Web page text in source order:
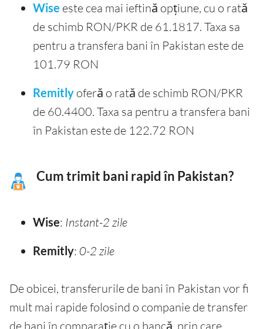
Wise este cea mai ieftină opțiune, cu o rată
de schimb RON/PKR de 61.1817. Taxa sa
pentru a transfera bani în Pakistan este de
101.79 RON
Remitly oferă o rată de schimb RON/PKR
de 60.4400. Taxa sa pentru a transfera bani
în Pakistan este de 122.72 RON
Cum trimit bani rapid în Pakistan?
Wise: Instant-2 zile
Remitly: 0-2 zile
De obicei, transferurile de bani în Pakistan vor fi
mult mai rapide folosind o companie de transfer
de bani în comparație cu o bancă, prin care